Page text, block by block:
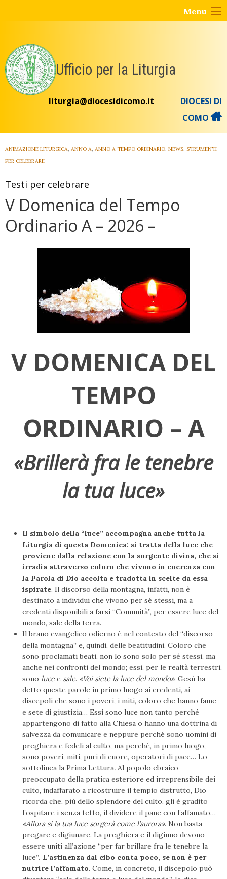
Menu
Ufficio per la Liturgia
liturgia@diocesidicomo.it
DIOCESI DI
COMO
ANIMAZIONE LITURGICA, ANNO A, ANNO A TEMPO ORDINARIO, NEWS, STRUMENTI
PER CELEBRARE
Testi per celebrare
V Domenica del Tempo
Ordinario A – 2026 –
V DOMENICA DEL
TEMPO
ORDINARIO – A
«Brillerà fra le tenebre
la tua luce»
Il simbolo della “luce” accompagna anche tutta la
Liturgia di questa Domenica: si tratta della luce che
proviene dalla relazione con la sorgente divina, che si
irradia attraverso coloro che vivono in coerenza con
la Parola di Dio accolta e tradotta in scelte da essa
ispirate. Il discorso della montagna, infatti, non è
destinato a individui che vivono per sé stessi, ma a
credenti disponibili a farsi “Comunità”, per essere luce del
mondo, sale della terra.
Il brano evangelico odierno è nel contesto del “discorso
della montagna” e, quindi, delle beatitudini. Coloro che
sono proclamati beati, non lo sono solo per sé stessi, ma
anche nei confronti del mondo; essi, per le realtà terrestri,
sono luce e sale. «Voi siete la luce del mondo»: Gesù ha
detto queste parole in primo luogo ai credenti, ai
discepoli che sono i poveri, i miti, coloro che hanno fame
e sete di giustizia… Essi sono luce non tanto perché
appartengono di fatto alla Chiesa o hanno una dottrina di
salvezza da comunicare e neppure perché sono uomini di
preghiera e fedeli al culto, ma perché, in primo luogo,
sono poveri, miti, puri di cuore, operatori di pace… Lo
sottolinea la Prima Lettura. Al popolo ebraico
preoccupato della pratica esteriore ed irreprensibile dei
culto, indaffarato a ricostruire il tempio distrutto, Dio
ricorda che, più dello splendore del culto, gli è gradito
l’ospitare i senza tetto, il dividere il pane con l’affamato…
«Allora sì la tua luce sorgerà come l’aurora». Non basta
pregare e digiunare. La preghiera e il digiuno devono
essere uniti all’azione “per far brillare fra le tenebre la
luce”. L’astinenza dal cibo conta poco, se non è per
nutrire l’affamato. Come, in concreto, il discepolo può